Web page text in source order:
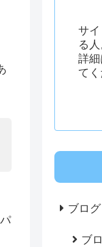
サ
る人
詳
てく
ブロ
ブ